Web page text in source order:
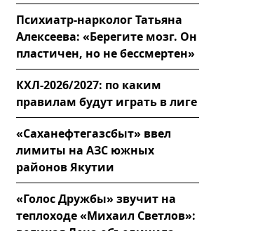
Психиатр-нарколог Татьяна
Алексеева: «Берегите мозг. Он
пластичен, но не бессмертен»
КХЛ-2026/2027: по каким
правилам будут играть в лиге
«Саханефтегазсбыт» ввел
лимиты на АЗС южных
районов Якутии
«Голос Дружбы» звучит на
теплоходе «Михаил Светлов»: